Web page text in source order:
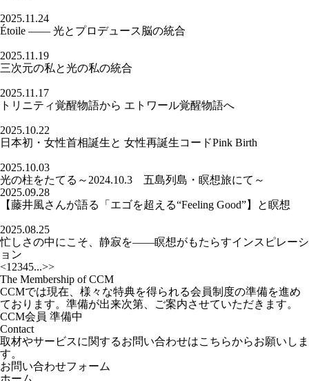
2025.11.24
Étoile —— 光とプロデュース脳の統合
2025.11.19
三次元の私と光の私の統合
2025.11.17
トリニティ覚醒物語から エトワール覚醒物語へ
2025.10.22
日本初・女性首相誕生と 女性再誕生コードPink Birth
2025.10.03
光の柱をたてる～2024.10.3 五島列島・瞑想旅にて～
2025.09.28
【藤井風さんが語る「エゴを超える“Feeling Good”】と瞑想
2025.08.25
忙しさの中にこそ、静寂を――瞑想がもたらすインスピレーシ
ョン
<1 2345...>>
The Membership of CCM
CCMでは現在、様々な特典を得られる会員制度の準備を進め
ております。準備が出来次第、ご案内させていただきます。
CCM会員 準備中
Contact
取材やサービスに関するお問い合わせはこちらからお願いしま
す。
お問い合わせフォーム
ホーム